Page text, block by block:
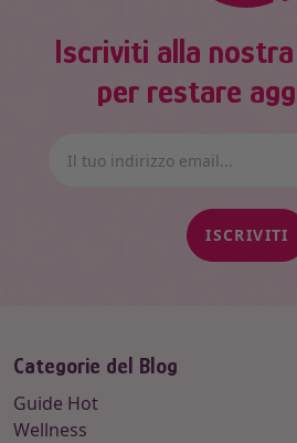
Iscriviti alla
per restare
ISCRIVITI
Categorie del Blog
Guide Hot
Wellness